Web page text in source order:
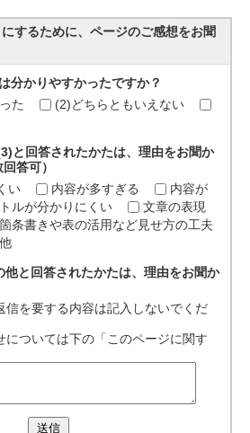
するために、ページのご感想をお聞
分かりやすかったですか？
た
(2)どちらともいえない
と回答されたかたは、理由をお聞か
答可）
い
内容が多すぎる
内容が
ルが分かりにくい
文章の表現
箇条書きや表の活用など見せ方の工夫
他と回答されたかたは、理由をお聞か
を要する内容は記入しないでくだ
については下の「このページに関す
送信